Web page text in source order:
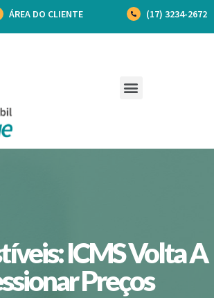
ÁREA DO CLIENTE (17) 3234-2672
ICMS Volta A
Preços